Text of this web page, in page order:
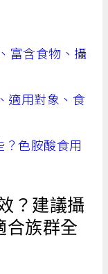
富含食物、攝
適用對象、食
色胺酸食用
？建議攝
合族群全